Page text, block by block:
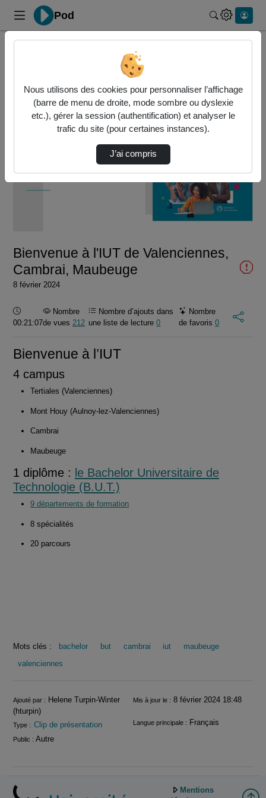
Pod
Bienvenue à l'IUT de Valenciennes, Cambrai, …
Lire
Bienvenue à l'IUT de Valenciennes,
Cambrai, Maubeuge
8 février 2024
Durée :
00:21:07
Nombre
de vues 212
Nombre d’ajouts dans
une liste de lecture0
Nombre
de favoris 0
Bienvenue à l’IUT
4 campus
Tertiales (Valenciennes)
Mont Houy (Aulnoy-lez-Valenciennes)
Cambrai
Maubeuge
1 diplôme : le Bachelor Universitaire de
Technologie (B.U.T.)
9 départements de formation
8 spécialités
20 parcours
Mots clés : bachelor but cambrai iut
maubeuge
valenciennes
Informations
Ajouté par : Helene Turpin-Winter
(hturpin)
Mis à jour le : 8 février 2024 18:48
Type : Clip de présentation Langue principale : Français
Public : Autre
Mentions
Nous utilisons des cookies pour personnaliser l’affichage
(barre de menu de droite, mode sombre ou dyslexie
etc.), gérer la session (authentification) et analyser le
trafic du site (pour certaines instances).
J’ai compris